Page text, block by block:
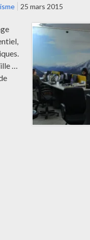
25 mars 2015
…